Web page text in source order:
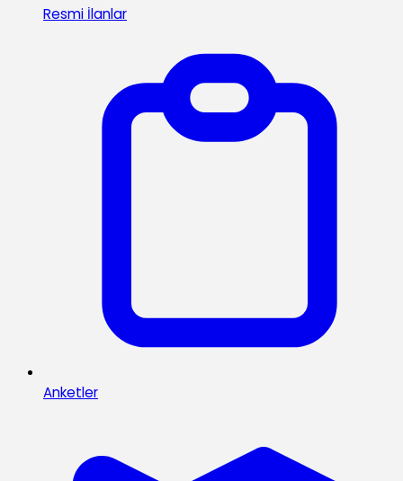
Resmi İlanlar
Anketler